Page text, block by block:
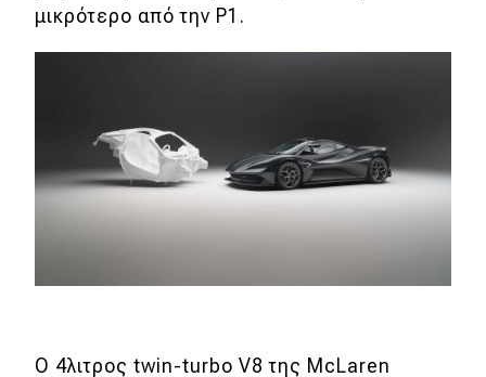
μικρότερο από την P1.
O 4λιτρος twin-turbo V8 της McLaren